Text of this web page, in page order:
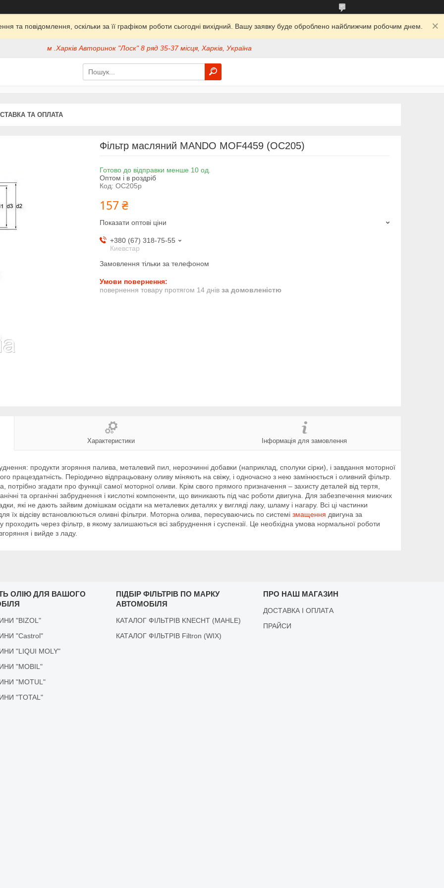
та повідомлення, оскільки за її графіком роботи сьогодні вихідний. Вашу заявку буде оброблено найближчим робочим днем.
м .Харків Авторинок "Лоск" 8 ряд 35-37 місця, Харків, Україна
ТА ОПЛАТА
Фільтр масляний MANDO MOF4459 (OC205)
Готово до відправки менше 10 од.
Оптом і в роздріб
Код: OC205p
157 ₴
Показати оптові ціни
+380 (67) 318-75-55
Киевстар
Замовлення тільки за телефоном
повернення товару протягом 14 днів за домовленістю
Характеристики Інформація для замовлення
продукти згоряння палива, металевий пил, нерозчинні добавки (наприклад, сполуки сірки), і завдання моторної
працездатність. Періодично відпрацьовану оливу міняють на свіжу, і одночасно з нею замінюється і оливний фільтр.
згадати про функції самої моторної оливи. Крім свого прямого призначення – захисту деталей від тертя,
та органічні забруднення і кислотні компоненти, що виникають під час роботи двигуна. Для забезпечення миючих
які не дають зайвим домішкам осідати на металевих деталях у вигляді лаку, шламу і нагару. Всі ці частинки
їх відсіву встановлюються оливні фільтри. Моторна олива, пересуваючись по системі змащення двигуна за
через фільтр, в якому залишаються всі забруднення і суспензії. Це необхідна умова нормальної роботи
і вийде з ладу.
ОЛІЮ ДЛЯ ВАШОГО
"BIZOL"
"Castrol"
"LIQUI MOLY"
"MOBIL"
"MOTUL"
"TOTAL"
ПІДБІР ФІЛЬТРІВ ПО МАРКУ
АВТОМОБІЛЯ
КАТАЛОГ ФІЛЬТРІВ KNECHT (MAHLE)
КАТАЛОГ ФІЛЬТРІВ Filtron (WIX)
ПРО НАШ МАГАЗИН
ДОСТАВКА І ОПЛАТА
ПРАЙСИ